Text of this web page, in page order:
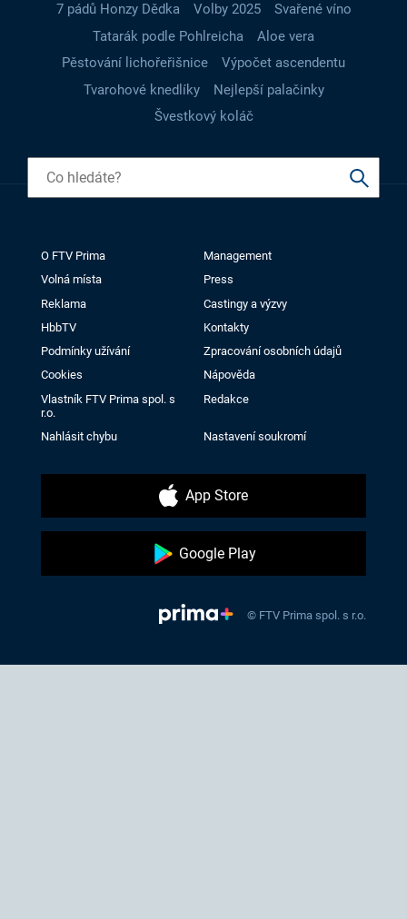
7 pádů Honzy Dědka
Volby 2025
Svařené víno
Tatarák podle Pohlreicha
Aloe vera
Pěstování lichořeřišnice
Výpočet ascendentu
Tvarohové knedlíky
Nejlepší palačinky
Švestkový koláč
O FTV Prima
Management
Volná místa
Press
Reklama
Castingy a výzvy
HbbTV
Kontakty
Podmínky užívání
Zpracování osobních údajů
Cookies
Nápověda
Vlastník FTV Prima spol. s
r.o.
Redakce
Nahlásit chybu Nastavení soukromí
App Store
Google Play
© FTV Prima spol. s r.o.